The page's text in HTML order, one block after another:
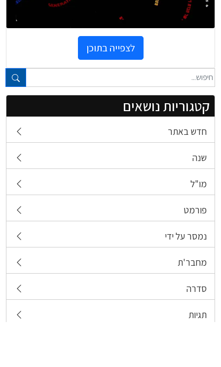
טקסט חופשי...
קטגוריות נושאים
חדש באתר
שנה
מו"ל
פורמט
נמסר על ידי
מחבר'ת
סדרה
תגיות
לצפייה בתוכן